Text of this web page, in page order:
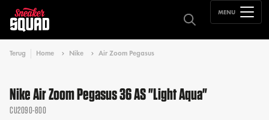
MENU
Terug Home Nike Air Zoom Pegasus
Nike Air Zoom Pegasus 36 AS "Light Aqua"
CU2090-800